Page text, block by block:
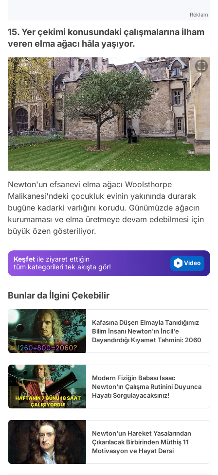
Reklam
15. Yer çekimi konusundaki çalışmalarına ilham
veren elma ağacı hâla yaşıyor.
Newton'un efsanevi elma ağacı Woolsthorpe
Malikanesi'ndeki çocukluk evinin yakınında durarak
bugüne kadarki varlığını korudu. Günümüzde ağacın
kurumaması ve elma üretmeye devam edebilmesi için
büyük özen gösteriliyor.
Keşfet ile ziyaret ettiğin
tüm kategorileri tek akışta gör!
Video
Test
Video
Bunlar da İlgini Çekebilir
Kafasına Düşen Elmayla Tanıdığımız
Bilim İnsanı Newton'ın İncil'e
Dayandırdığı Kıyamet Tahmini: 2060
Modern Fiziğin Babası Isaac
Newton'ın Çalışma Rutinini Duyunca
Hayatı Sorgulayacaksınız!
Newton'un Hareket Yasalarından
Çıkarılacak Birbirinden Müthiş 11
Motivasyon ve Hayat Dersi